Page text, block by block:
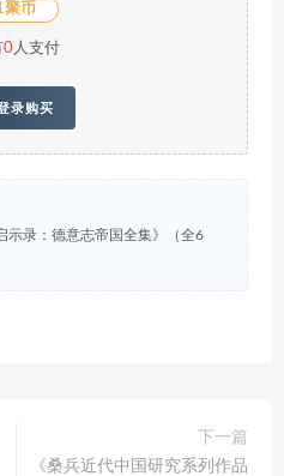
聚币
0人支付
录购买
示录：德意志帝国全集》（全6
下一篇
《桑兵近代中国研究系列作品